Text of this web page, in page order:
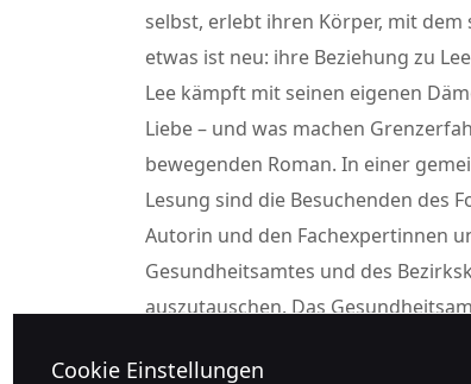
Cookie Einstellungen
selbst, erlebt ihren Körper, mit
etwas ist neu: ihre Beziehung zu
Lee kämpft mit seinen eigenen
Liebe – und was machen
bewegenden Roman. In einer
Lesung sind die Besuchenden des
Autorin und den Fachexpertinnen
Gesundheitsamtes und des
auszutauschen. Das
kooperieren seit vielen Jahren
veranstalten das Forum bereits zum